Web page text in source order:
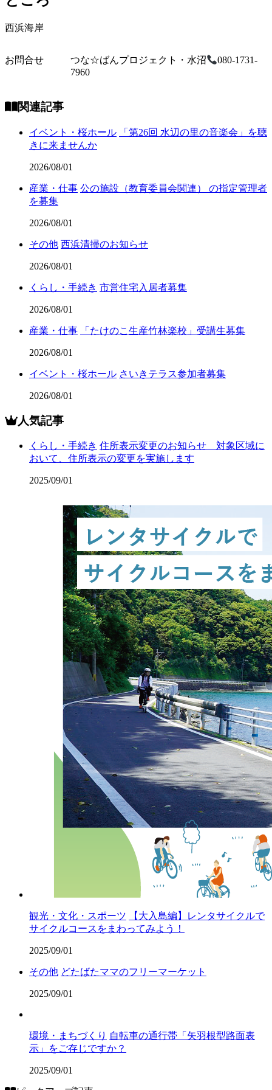
西浜海岸
お問合せ つな☆ばんプロジェクト・水沼
080-1731-
7960
関連記事
イベント・桜ホール
「第26回 水辺の里の音楽会」を聴
きに来ませんか
2026/08/01
産業・仕事 公の施設（教育委員会関連） の指定管理者
を募集
2026/08/01
その他 西浜清掃のお知らせ
2026/08/01
くらし・手続き 市営住宅入居者募集
2026/08/01
産業・仕事 「たけのこ生産竹林楽校」受講生募集
2026/08/01
イベント・桜ホール さいきテラス参加者募集
2026/08/01
人気記事
くらし・手続き 住所表示変更のお知らせ 対象区域に
おいて、住所表示の変更を実施します
2025/09/01
観光・文化・スポーツ
【大入島編】レンタサイクルで
サイクルコースをまわってみよう！
2025/09/01
その他 どたばたママのフリーマーケット
2025/09/01
環境・まちづくり 自転車の通行帯「矢羽根型路面表
示」をご存じですか？
2025/09/01